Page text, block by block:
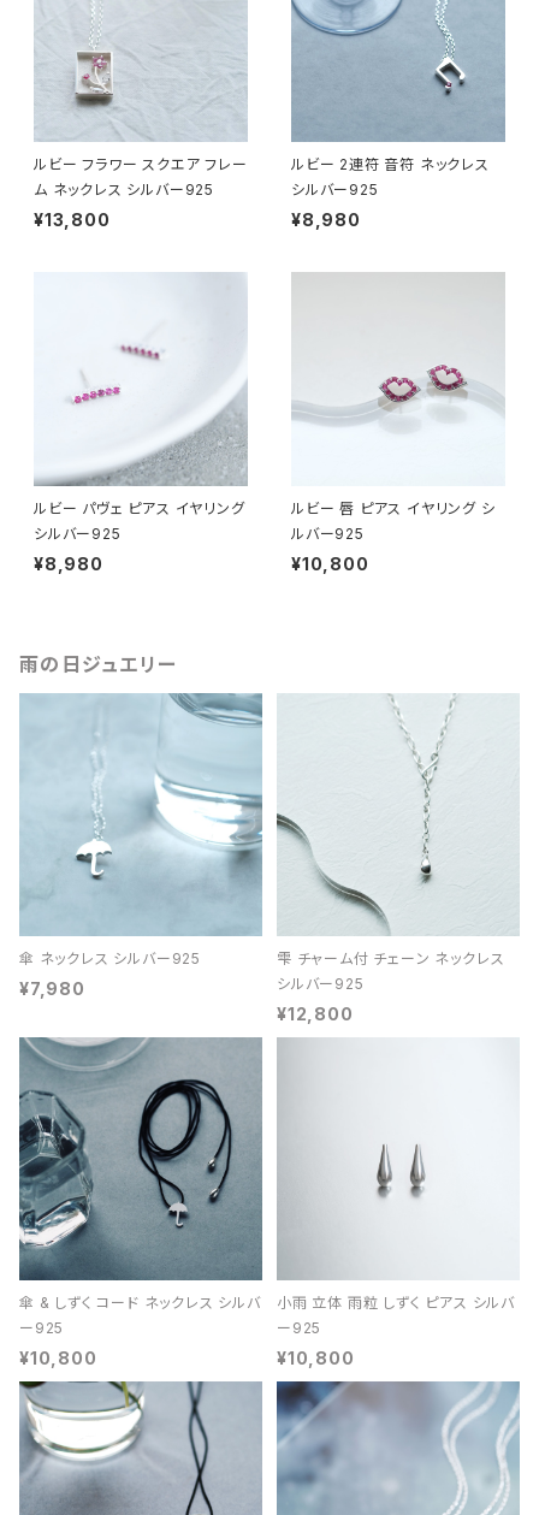
ルビー フラワー スクエア フレー
ム ネックレス シルバー925
¥13,800
ルビー 2連符 音符 ネックレス
シルバー925
¥8,980
ルビー パヴェ ピアス イヤリング
シルバー925
¥8,980
ルビー 唇 ピアス イヤリング シ
ルバー925
¥10,800
雨の日ジュエリー
傘 ネックレス シルバー925
¥7,980
雫 チャーム付 チェーン ネックレス
シルバー925
¥12,800
傘 & しずく コード ネックレス シルバ
ー925
¥10,800
小雨 立体 雨粒 しずく ピアス シルバ
ー925
¥10,800